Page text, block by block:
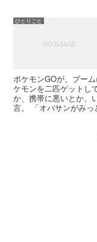
ひとりごと
ポケモンGOが、ブー
ケモンを二匹ゲットし
か、携帯に悪いとか、
言。 「オバサンがみ